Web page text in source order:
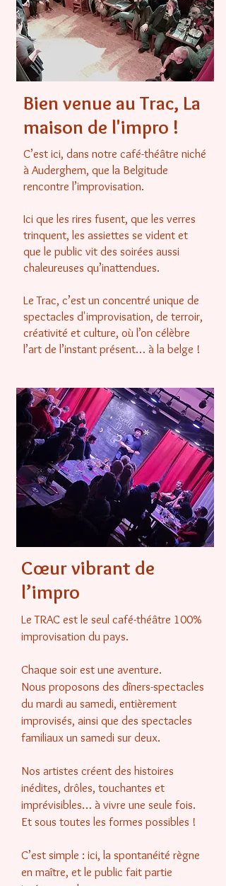
Bien venue au Trac, La
maison de l'impro !
C’est ici, dans notre café-théâtre niché
à Auderghem, que la Belgitude
rencontre l’improvisation.
Ici que les rires fusent, que les verres
trinquent, les assiettes se vident et
que le public vit des soirées aussi
chaleureuses qu’inattendues.
Le Trac, c’est un concentré unique de
spectacles d'improvisation, de terroir,
créativité et culture, où l’on célèbre
l’art de l’instant présent… à la belge !
Cœur vibrant de
l’impro
Le TRAC est le seul café-théâtre 100%
improvisation du pays.
Chaque soir est une aventure.
Nous proposons des dîners-spectacles
du mardi au samedi, entièrement
improvisés, ainsi que des spectacles
familiaux un samedi sur deux.
Nos artistes créent des histoires
inédites, drôles, touchantes et
imprévisibles… à vivre une seule fois.
Et sous toutes les formes possibles !
C’est simple : ici, la spontanéité règne
en maître, et le public fait partie